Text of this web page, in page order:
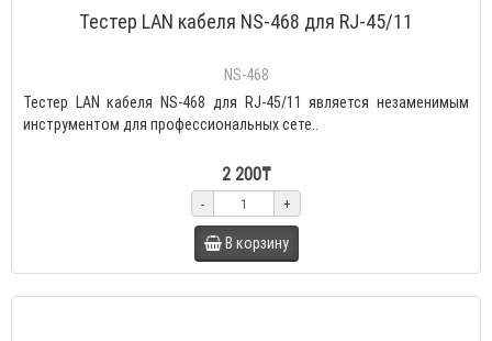
Тестер LAN кабеля NS-468 для RJ-45/11
NS-468
Тестер LAN кабеля NS-468 для RJ-45/11 является незаменимым
инструментом для профессиональных сете..
2 200₸
- +
В корзину